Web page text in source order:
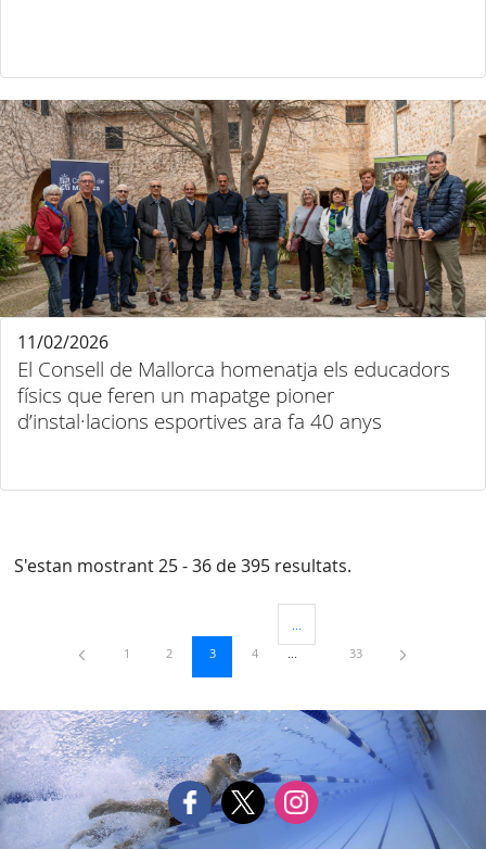
El Consell de Mallorca homenatja els educadors
físics que feren un mapatge pioner
d’instal·lacions esportives ara fa 40 anys
11/02/2026
S'estan mostrant 25 - 36 de 395 resultats.
Pàgina
1 Pàgina
2 Pàgina
3 Pàgina
4
Pàgines intermèdies Utilitzeu TAB
Pàgina
33